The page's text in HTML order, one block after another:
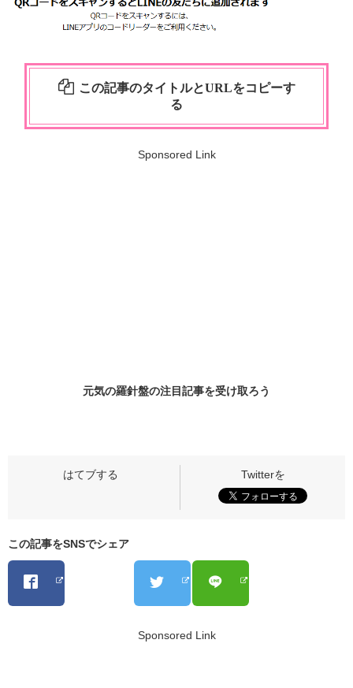
この記事のタイトルとURLをコピーす
る
Sponsored Link
元気の羅針盤の注目記事を受け取ろう
この記事をSNSでシェア
Sponsored Link